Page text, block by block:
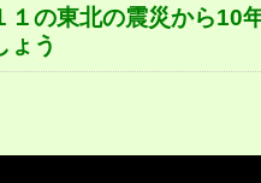
１の東北の震災から10
ょう